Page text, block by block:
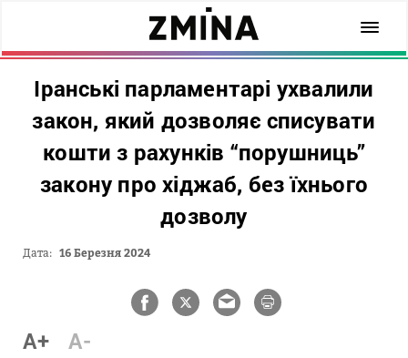
Іранські парламентарі ухвалили
закон, який дозволяє списувати
кошти з рахунків “порушниць”
закону про хіджаб, без їхнього
дозволу
Дата: 16 Березня 2024
A+ A-